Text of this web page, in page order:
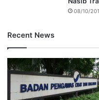
08/10/
Recent News